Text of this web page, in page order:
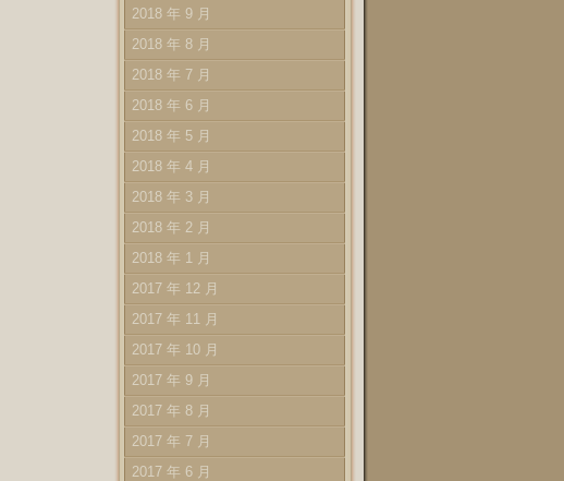
2018 年 9 月
2018 年 8 月
2018 年 7 月
2018 年 6 月
2018 年 5 月
2018 年 4 月
2018 年 3 月
2018 年 2 月
2018 年 1 月
2017 年 12 月
2017 年 11 月
2017 年 10 月
2017 年 9 月
2017 年 8 月
2017 年 7 月
2017 年 6 月